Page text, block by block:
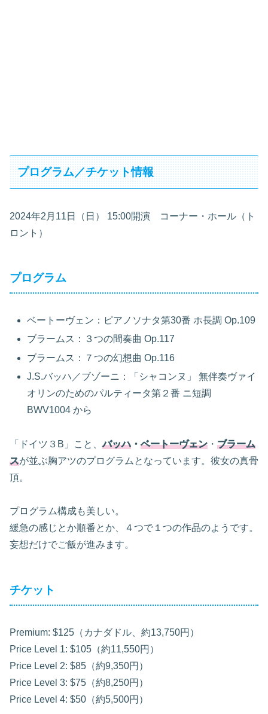
プログラム／チケット情報
2024年2月11日（日） 15:00開演 コーナー・ホール（ト
ロント）
プログラム
ベートーヴェン：ピアノソナタ第30番 ホ長調 Op.109
ブラームス：３つの間奏曲 Op.117
ブラームス：７つの幻想曲 Op.116
J.S.バッハ／ブゾーニ：「シャコンヌ」 無伴奏ヴァイ
オリンのためのパルティータ第２番 ニ短調
BWV1004 から
「ドイツ３B」こと、バッハ ・ベートーヴェン ・ ブラーム
スが並ぶ胸アツのプログラムとなっています。彼女の真骨
頂。
プログラム構成も美しい。
緩急の感じとか順番とか、４つで１つの作品のようです。
妄想だけでご飯が進みます。
チケット
Premium: $125（カナダドル、約13,750円）
Price Level 1: $105（約11,550円）
Price Level 2: $85（約9,350円）
Price Level 3: $75（約8,250円）
Price Level 4: $50（約5,500円）